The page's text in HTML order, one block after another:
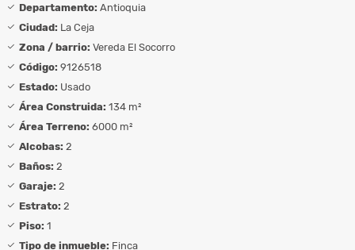
Departamento: Antioquia
Ciudad: La Ceja
Zona / barrio: Vereda El Socorro
Código: 9126518
Estado: Usado
Área Construida: 134 m²
Área Terreno: 6000 m²
Alcobas: 2
Baños: 2
Garaje: 2
Estrato: 2
Piso: 1
Tipo de inmueble: Finca